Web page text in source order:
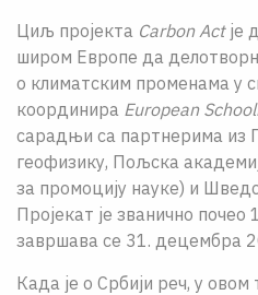
Циљ пројекта Carbon Act је
широм Европе да
о климатским променама у
координира European
сарадњи са партнерима из
геофизику, Пољска
за промоцију науке) и
Пројeкат је званично почео
завршава се 31. децембра
Када је о Србији реч, у